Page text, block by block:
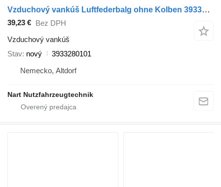
Vzduchový vankúš Luftfederbalg ohne Kolben 3933280101 na ťahača Mercedes-Benz
39,23 € Bez DPH
Vzduchový vankúš
Stav nový
3933280101
Nemecko, Altdorf
Nart Nutzfahrzeugtechnik